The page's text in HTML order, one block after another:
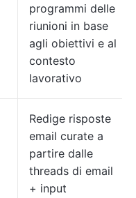
programmi delle
riunioni in base
agli obiettivi e al
contesto
lavorativo
Redige risposte
email curate a
partire dalle
threads di email
+ input